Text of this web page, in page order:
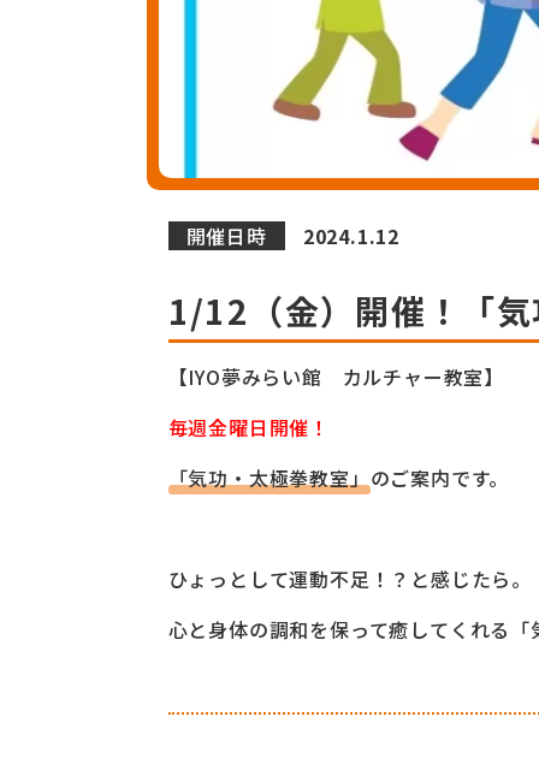
開催日時 2024.1.12
1/12（金）開催！「
【IYO夢みらい館 カルチャー教室】
毎週金曜日開催！
「気功・太極拳教室」のご案内です。
ひょっとして運動不足！？と感じたら。
心と身体の調和を保って癒してくれる